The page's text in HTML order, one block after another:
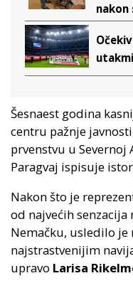
nakon
Šesnaest godina
centru pažnje
prvenstvu u
Paragvaj ispisuje
Nakon što je
od najvećih
Nemačku, usledilo je
najstrastvenijim
upravo Larisa